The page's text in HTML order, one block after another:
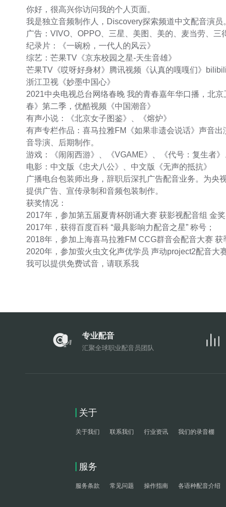
你好，很高兴你访问我的个人页面。
我是独立音频制作人，Discovery探索频道中文配音演员
广告：VIVO、OPPO、三星、美图、美的、麦当劳、
纪录片：《一碗粉，一代人的风云》
综艺：芒果TV《京东校园之星-天生音雄》
芒果TV《哎呀好身材》腾讯视频《认真的嘎嘎们》
浙江卫视《妙墨中国心》
2021中央电视总台网络春晚 我的青春嘉年华口播，北
春》第二季，优酷视频《中国潮音》
有声小说：《北京女子图鉴》、《熔炉》
有声专栏作品：喜马拉雅FM《如果非遗会说话》声音
音导演、后期制作。
游戏：《闹闹西游》、《VGAME》、《代号：复生者》
电影：中文版《忠犬八公》、中文版《无声的抵抗》
广播电台包装师出身，辞职后深扎广告配音业务。为央
提供广告、宣传录制和音频包装制作。
获奖情况：
2017年，参加第五届夏青杯朗诵大赛 获影视配音组 金奖
2017年，获得百度百科 “最具影响力配音之星” 称号；
2018年，参加上海喜马拉雅FM CCG群音会配音大赛 获
2020年，参加萤火虫文化声优学员 声动project2配音大
我可以提供免费试音，请联系我
专业配音
汇聚全球职业配音员团队
关于
关于我们 联系我们 行业资讯 我们的录音棚
服务
服务条款 常见问题 操作指南 各语种配音介绍